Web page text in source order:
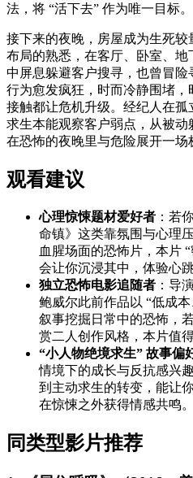
法，将 “活下去” 作为唯一目标。
接下来的夜晚，房屋成为生死
布局的熟悉，在客厅、卧室、
中屏息躲避客户搜寻，也曾冒
行为愈发疯狂，时而冷静围堵
接触都让危机升级。经纪人在
求生本能观察客户弱点，从被动
在恐怖的夜晚里与危险展开一场
观看建议
心理惊悚题材爱好者 ：若
命镇》这类靠氛围与心理
血腥场面的恐怖片，本片
会让你沉浸其中，体验心
独立恐怖电影追随者 ：导
鲍威尔此前作品以 “低成
叙事挖掘日常中的恐怖，
赏二人创作风格，本片值得
“小人物绝境求生” 故事偏
情境下的成长与反抗感兴
到主动求生的转变，能让
在惊悚之外获得情感共鸣。
同类型影片推荐